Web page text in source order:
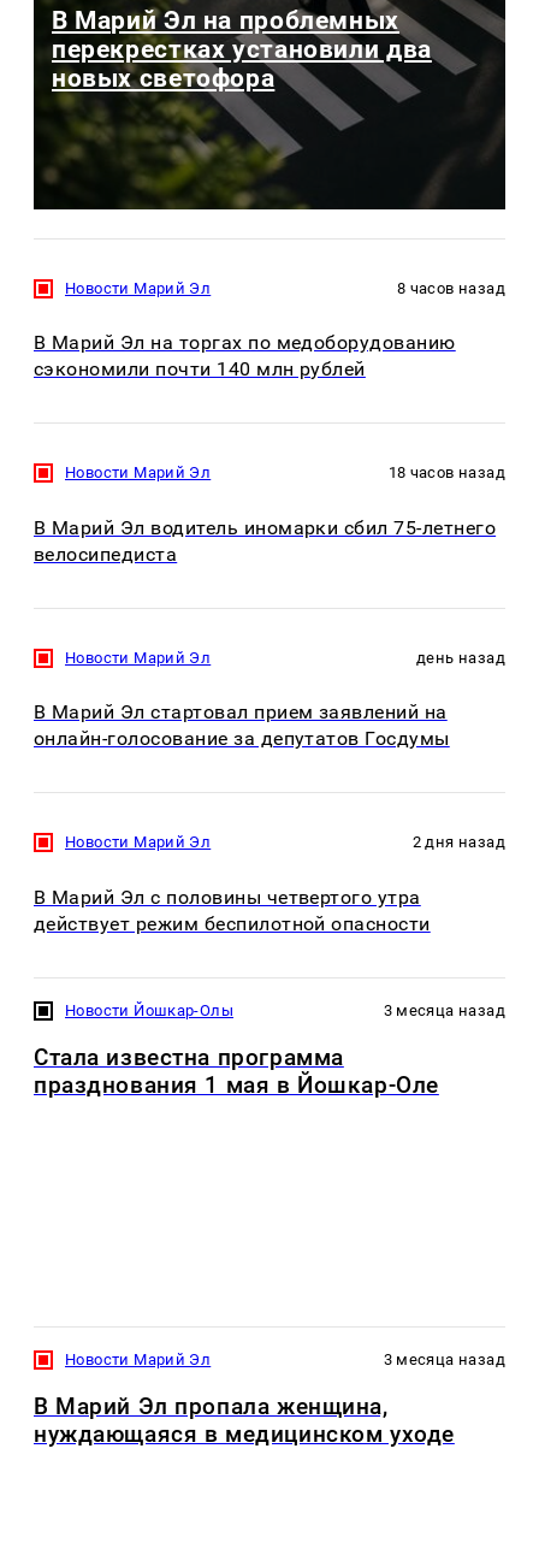
В Марий Эл на проблемных
перекрестках установили два
новых светофора
Новости Марий Эл 8 часов назад
В Марий Эл на торгах по медоборудованию
сэкономили почти 140 млн рублей
Новости Марий Эл 18 часов назад
В Марий Эл водитель иномарки сбил 75-летнего
велосипедиста
Новости Марий Эл день назад
В Марий Эл стартовал прием заявлений на
онлайн-голосование за депутатов Госдумы
Новости Марий Эл 2 дня назад
В Марий Эл с половины четвертого утра
действует режим беспилотной опасности
Новости Йошкар-Олы 3 месяца назад
Стала известна программа
празднования 1 мая в Йошкар-Оле
Новости Марий Эл 3 месяца назад
В Марий Эл пропала женщина,
нуждающаяся в медицинском уходе